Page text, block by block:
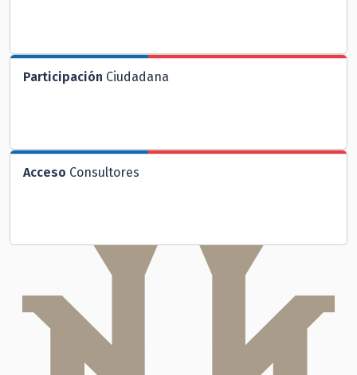
Participación Ciudadana
Acceso Consultores